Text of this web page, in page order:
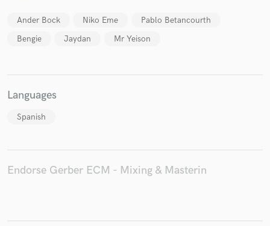
Ander Bock Niko Eme
Pablo Betancourth
Bengie
Jaydan Mr Yeison
Languages
Spanish
Endorse Gerber ECM - Mixing & Masterin
Fund and work on your project through our
secure platform. Payment is only released when